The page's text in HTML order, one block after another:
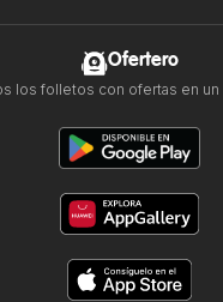
Ofertero
los folletos con ofertas en un